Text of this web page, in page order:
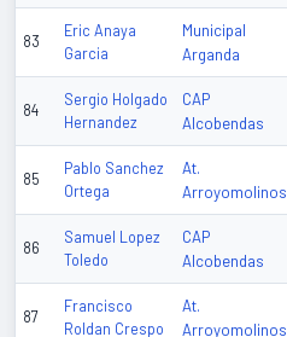
83
Eric Anaya
Garcia
Municipal
Arganda
84
Sergio Holgado
Hernandez
CAP
Alcobendas
85
Pablo Sanchez
Ortega
At.
Arroyomolinos
86
Samuel Lopez
Toledo
CAP
Alcobendas
87
Francisco
Roldan Crespo
At.
Arroyomolinos